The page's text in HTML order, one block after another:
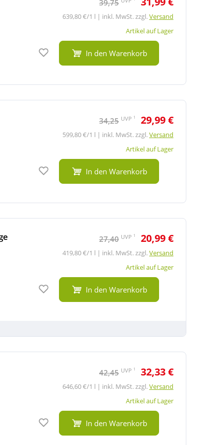
39,75
639,80 €/1 l | inkl. MwSt. zzgl.Versand
Artikel auf Lager
Auf den Merkzettel
In den Warenkorb
34,25 UVP 1 29,99 €
599,80 €/1 l | inkl. MwSt. zzgl.Versand
Artikel auf Lager
Auf den Merkzettel
In den Warenkorb
27,40 UVP 1 20,99 €
419,80 €/1 l | inkl. MwSt. zzgl.Versand
Artikel auf Lager
Auf den Merkzettel
In den Warenkorb
42,45 UVP 1 32,33 €
646,60 €/1 l | inkl. MwSt. zzgl.Versand
Artikel auf Lager
Auf den Merkzettel
In den Warenkorb